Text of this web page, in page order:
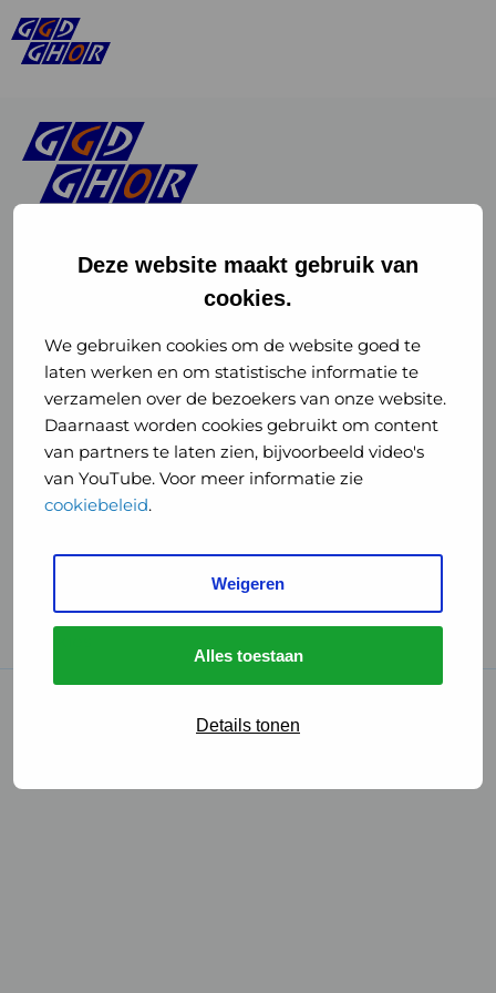
Deze website maakt gebruik van
cookies.
We gebruiken cookies om de website goed te
laten werken en om statistische informatie te
verzamelen over de bezoekers van onze website.
Daarnaast worden cookies gebruikt om content
van partners te laten zien, bijvoorbeeld video's
van YouTube. Voor meer informatie zie
cookiebeleid.
Weigeren
Alles toestaan
Details tonen
of
GGD
GHOR
Nederland
Instagram
of
GGD
GHOR
Nederland
GGD Reizen op social media
GGD Reizen
GGD Reisvaccinaties